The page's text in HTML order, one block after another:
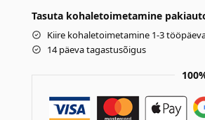
Tasuta kohaletoimetamine
Kiire kohaletoimetamine 1-3
14 päeva tagastusõigus